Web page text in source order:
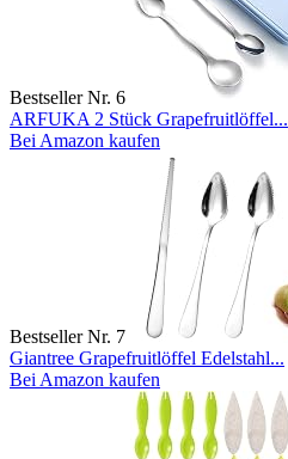
Bestseller Nr. 6
ARFUKA 2 Stück Grapefruitlöffel...
Bei Amazon kaufen
Bestseller Nr. 7
Giantree Grapefruitlöffel Edelstahl...
Bei Amazon kaufen